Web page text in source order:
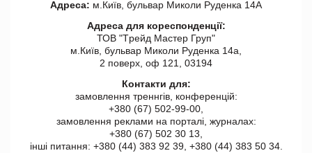
Адреса: м.Київ, бульвар Миколи Руденка 14А
Адреса для кореспонденції:
ТОВ "Tрейд Мастер Груп"
м.Київ, бульвар Миколи Руденка 14а,
2 поверх, оф 121, 03194
Контакти для:
замовлення треннгів, конференцій:
+380 (67) 502-99-00,
замовлення реклами на порталі, журналах:
+380 (67) 502 30 13,
інші питання: +380 (44) 383 92 39, +380 (44) 383 50 34.